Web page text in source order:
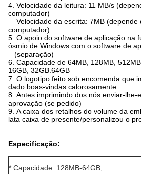
4. Velocidade da leitura: 11 MB/s
computador)
Velocidade da escrita: 7MB
computador)
5. O apoio do software de aplicação na
ósmio de Windows com o software de
(separação)
6. Capacidade de 64MB, 128MB,
16GB, 32GB.64GB
7. O logotipo feito sob encomenda que
dado boas-vindas calorosamente.
8. Antes imprimindo dos nós enviar-lhe-
aprovação (se pedido)
9. A caixa dos retalhos do volume da
lata caixa de presente/personalizou o
Especificação:
* Capacidade: 128MB-64GB;